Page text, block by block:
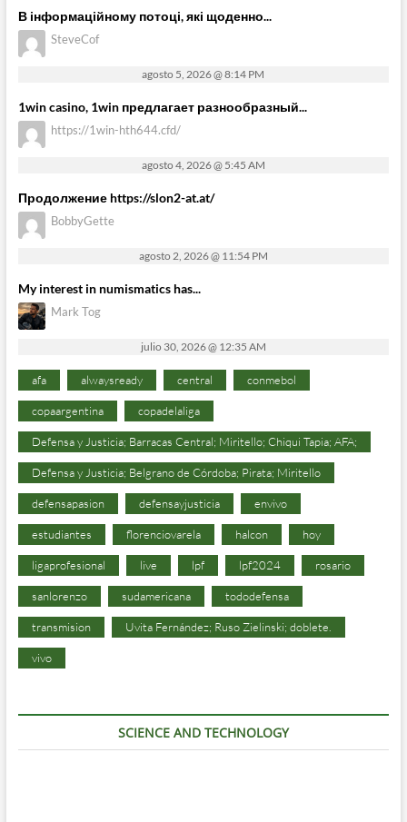
В інформаційному потоці, які щоденно...
SteveCof
agosto 5, 2026 @ 8:14 PM
1win casino, 1win предлагает разнообразный...
https://1win-hth644.cfd/
agosto 4, 2026 @ 5:45 AM
Продолжение https://slon2-at.at/
BobbyGette
agosto 2, 2026 @ 11:54 PM
My interest in numismatics has...
Mark Tog
julio 30, 2026 @ 12:35 AM
afa alwaysready central conmebol
copaargentina copadelaliga
Defensa y Justicia; Barracas Central; Miritello; Chiqui Tapia; AFA;
Defensa y Justicia; Belgrano de Córdoba; Pirata; Miritello
defensapasion defensayjusticia envivo
estudiantes florenciovarela halcon hoy
ligaprofesional live lpf lpf2024 rosario
sanlorenzo sudamericana tododefensa
transmision Uvita Fernández; Ruso Zielinski; doblete.
vivo
SCIENCE AND TECHNOLOGY